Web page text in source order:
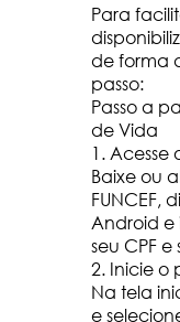
Para
de forma
passo:
Passo a
de Vida
1. Acesse
Baixe ou
FUNCEF,
Android e
seu CPF e
2. Inicie o
Na tela
e